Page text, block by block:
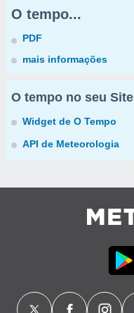
O tempo...
PDF
mais informações
O tempo no seu Site
Widget de O Tempo
API de Meteorologia